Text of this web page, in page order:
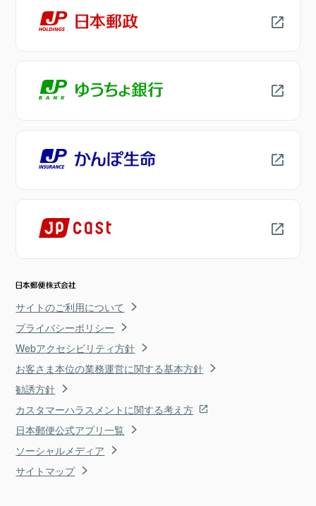
サイトのご利用について
プライバシーポリシー
Webアクセシビリティ方針
お客さま本位の業務運営に関する基本方針
勧誘方針
カスタマーハラスメントに関する考え方
日本郵便公式アプリ一覧
ソーシャルメディア
サイトマップ